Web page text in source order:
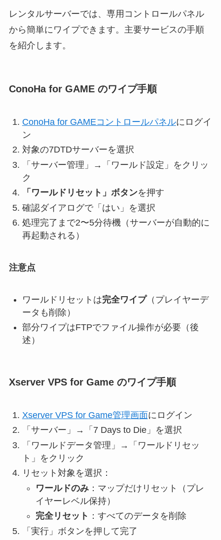
レンタルサーバーでは、専用コントロールパネル
から簡単にワイプできます。主要サービスの手順
を紹介します。
ConoHa for GAME のワイプ手順
ConoHa for GAMEコントロールパネルにログイ
ン
対象の7DTDサーバーを選択
「サーバー管理」→「ワールド設定」をクリッ
ク
「ワールドリセット」ボタンを押す
確認ダイアログで「はい」を選択
処理完了まで2〜5分待機（サーバーが自動的に
再起動される）
注意点
ワールドリセットは完全ワイプ（プレイヤーデ
ータも削除）
部分ワイプはFTPでファイル操作が必要（後
述）
Xserver VPS for Game のワイプ手順
Xserver VPS for Game管理画面にログイン
「サーバー」→「7 Days to Die」を選択
「ワールドデータ管理」→「ワールドリセッ
ト」をクリック
リセット対象を選択：
ワールドのみ：マップだけリセット（プレ
イヤーレベル保持）
完全リセット ：すべてのデータを削除
「実行」ボタンを押して完了